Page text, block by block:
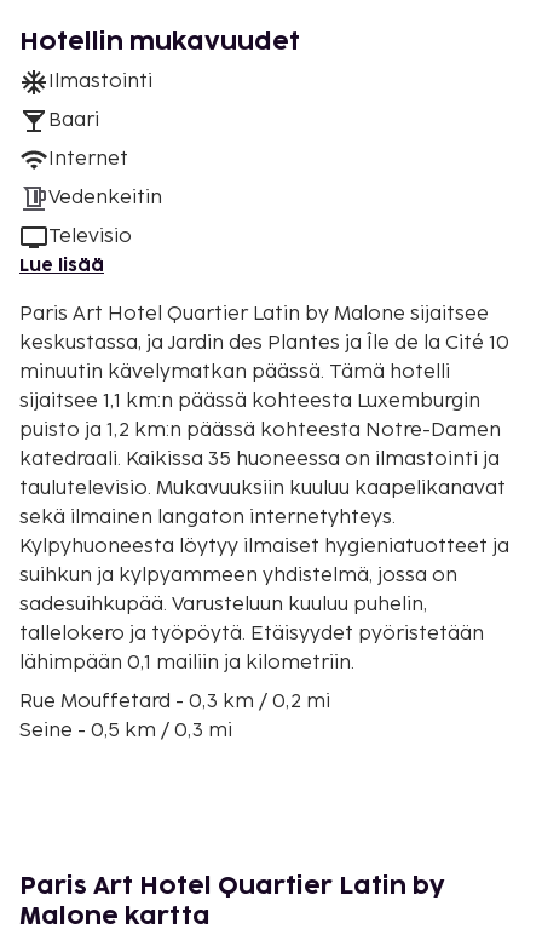
Hotellin mukavuudet
Ilmastointi
Baari
Internet
Vedenkeitin
Televisio
Lue lisää
Paris Art Hotel Quartier Latin by Malone sijaitsee
keskustassa, ja Jardin des Plantes ja Île de la Cité 10
minuutin kävelymatkan päässä. Tämä hotelli
sijaitsee 1,1 km:n päässä kohteesta Luxemburgin
puisto ja 1,2 km:n päässä kohteesta Notre-Damen
katedraali. Kaikissa 35 huoneessa on ilmastointi ja
taulutelevisio. Mukavuuksiin kuuluu kaapelikanavat
sekä ilmainen langaton internetyhteys.
Kylpyhuoneesta löytyy ilmaiset hygieniatuotteet ja
suihkun ja kylpyammeen yhdistelmä, jossa on
sadesuihkupää. Varusteluun kuuluu puhelin,
tallelokero ja työpöytä. Etäisyydet pyöristetään
lähimpään 0,1 mailiin ja kilometriin.
Rue Mouffetard - 0,3 km / 0,2 mi
Seine - 0,5 km / 0,3 mi
Panthéon - 0,8 km / 0,5 mi
Notre-Damen katedraali - 1 km / 0,6 mi
Paris Art Hotel Quartier Latin by
Malone kartta